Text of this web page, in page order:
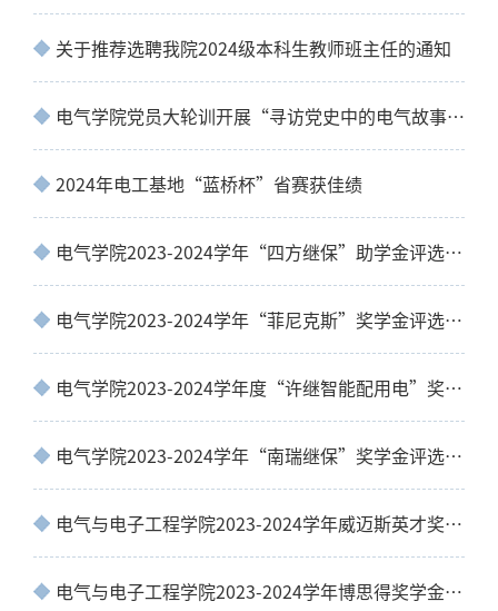
关于推荐选聘我院2024级本科生教师班主任的通知
电气学院党员大轮训开展“寻访党史中的电气故事”系列实践教育活动
2024年电工基地“蓝桥杯”省赛获佳绩
电气学院2023-2024学年“四方继保”助学金评选公示
电气学院2023-2024学年“菲尼克斯”奖学金评选公示
电气学院2023-2024学年度“许继智能配用电”奖助学金评选公示
电气学院2023-2024学年“南瑞继保”奖学金评选公示
电气与电子工程学院2023-2024学年威迈斯英才奖学金评选结果公示
电气与电子工程学院2023-2024学年博思得奖学金评选结果公示